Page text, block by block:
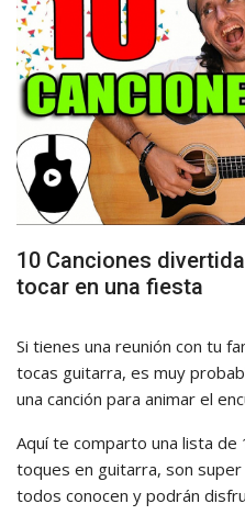
10 Canciones
tocar en una fiesta
Si tienes una reunión con tu
tocas guitarra, es muy
una canción para animar el
Aquí te comparto una lista de
toques en guitarra, son
todos conocen y podrán